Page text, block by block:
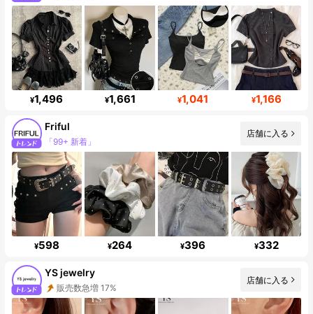
¥1,496 ¥1,661 ¥1,041 ¥1,166
Friful
フォロワー 619K
店舗に入る
¥598 ¥264 ¥396 ¥332
YS jewelry
フォロワー 7.7K
店舗に入る